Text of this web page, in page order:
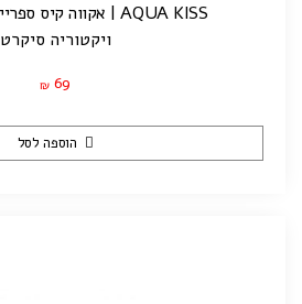
AQUA KISS | אקווה קיס ספריי גוף | 250 מ"ל
ויקטוריה סיקרט
₪ 69
הוספה לסל